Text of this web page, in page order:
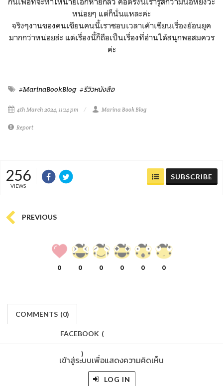
หน่อยๆ แต่ก็นั่นแหละค่ะ
จริงๆงานของคนเขียนคนนี้เราชอบเวลาเค้าเขียนเรื่องย้อนยุค
มากกว่าหน่อยล่ะ แต่เรื่องนี้ก็ถือเป็นเรื่องที่อ่านได้สนุกพอสมควร
ค่ะ
#MarinaBookBlog #รีวิวหนังสือ
4th March 2024, 11:14 pm Marina Book Blog
Report
256
VIEWS
SUBSCRIBE
PREVIOUS
0 0 0 0 0 0
COMMENTS (0)
FACEBOOK (
)
เข้าสู่ระบบเพื่อแสดงความคิดเห็น
LOG IN